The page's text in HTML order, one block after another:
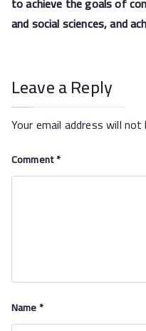
and social sciences, and
Leave a Reply
Your email address will not
Comment*
Name*